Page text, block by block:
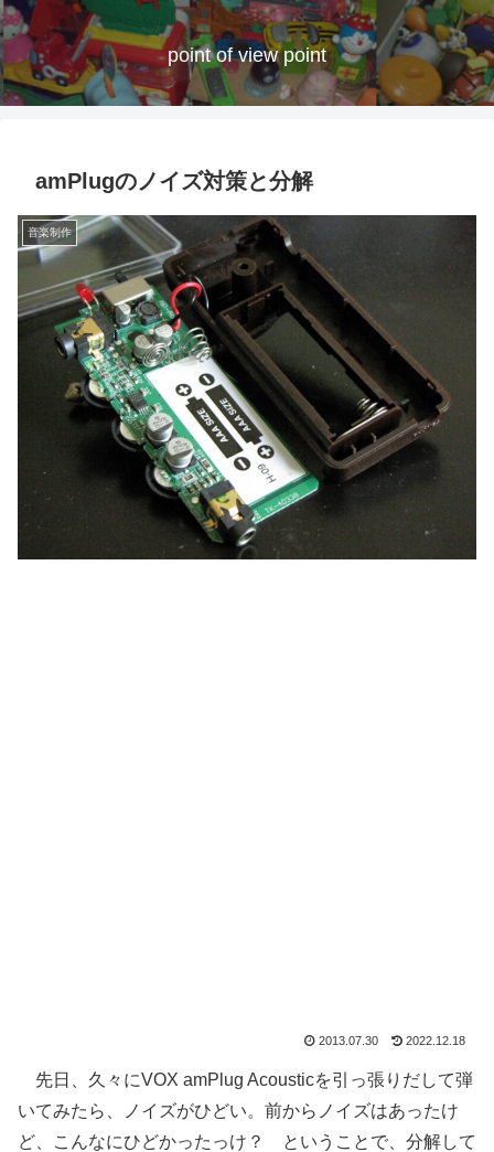
point of view point
amPlugのノイズ対策と分解
音楽制作
2013.07.30 2022.12.18
先日、久々にVOX amPlug Acousticを引っ張りだして弾
いてみたら、ノイズがひどい。前からノイズはあったけ
ど、こんなにひどかったっけ？ ということで、分解して